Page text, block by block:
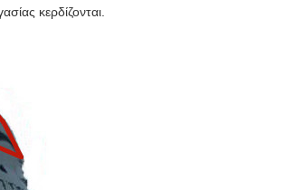
κερδίζονται.